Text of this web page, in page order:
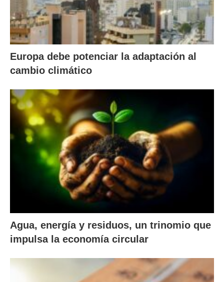
Europa debe potenciar la adaptación al
cambio climático
Agua, energía y residuos, un trinomio que
impulsa la economía circular